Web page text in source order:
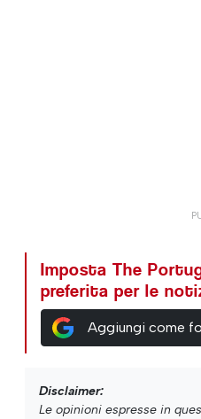
Imposta The
preferita per le
Aggiungi come
Disclaimer:
Le opinioni espresse in